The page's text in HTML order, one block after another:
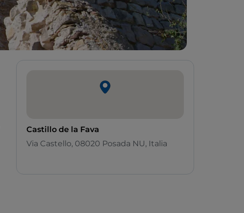
Castillo de la Fava
Via Castello, 08020 Posada NU, Italia